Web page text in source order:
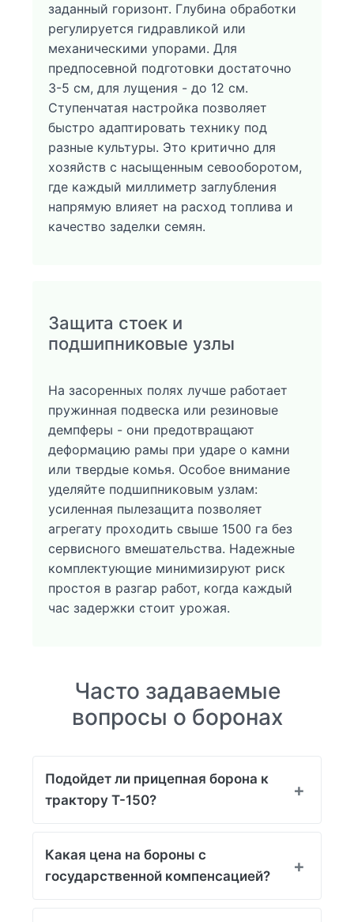
заданный горизонт. Глубина обработки
регулируется гидравликой или
механическими упорами. Для
предпосевной подготовки достаточно
3-5 см, для лущения - до 12 см.
Ступенчатая настройка позволяет
быстро адаптировать технику под
разные культуры. Это критично для
хозяйств с насыщенным севооборотом,
где каждый миллиметр заглубления
напрямую влияет на расход топлива и
качество заделки семян.
Защита стоек и
подшипниковые узлы
На засоренных полях лучше работает
пружинная подвеска или резиновые
демпферы - они предотвращают
деформацию рамы при ударе о камни
или твердые комья. Особое внимание
уделяйте подшипниковым узлам:
усиленная пылезащита позволяет
агрегату проходить свыше 1500 га без
сервисного вмешательства. Надежные
комплектующие минимизируют риск
простоя в разгар работ, когда каждый
час задержки стоит урожая.
Часто задаваемые
вопросы о боронах
Подойдет ли прицепная борона к
трактору Т-150?
Какая цена на бороны с
государственной компенсацией?